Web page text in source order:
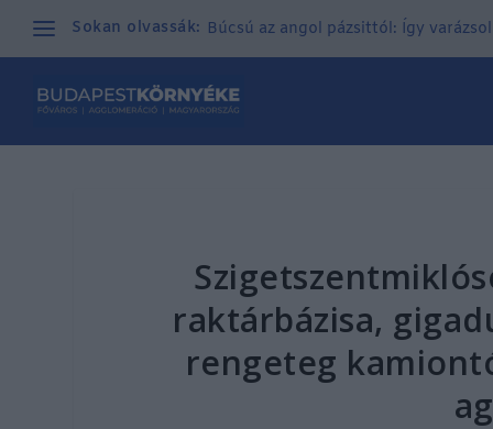
Sokan olvassák: Búcsú az angol pázsittól: Így
raktárbázisa,
rengeteg